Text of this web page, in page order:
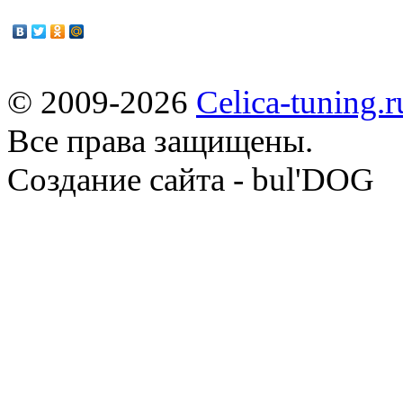
© 2009-2026 Celica-
Все права защищены.
Cоздание сайта - bul'DOG